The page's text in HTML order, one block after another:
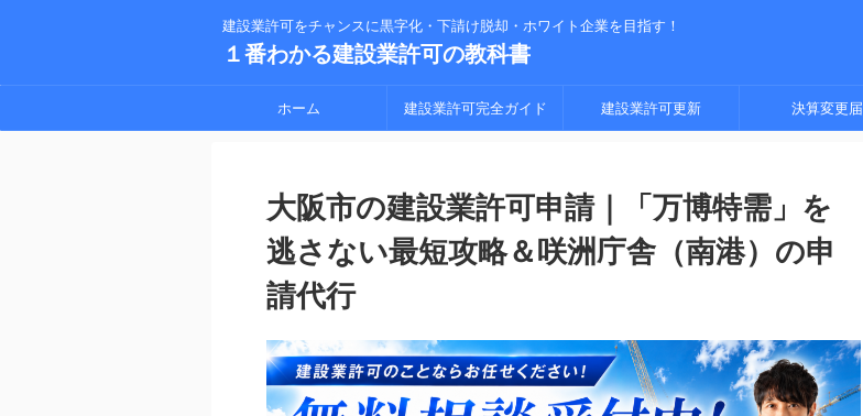
建設業許可をチャンスに黒字化・下請け脱却・ホワイト企業を目指す！
１番わかる建設業許可の教科書
ホーム 建設業許可完全ガイド 建設業許可更新 決算変更届
大阪市の建設業許可申請｜「万博特需」を
逃さない最短攻略＆咲洲庁舎（南港）の申
請代行